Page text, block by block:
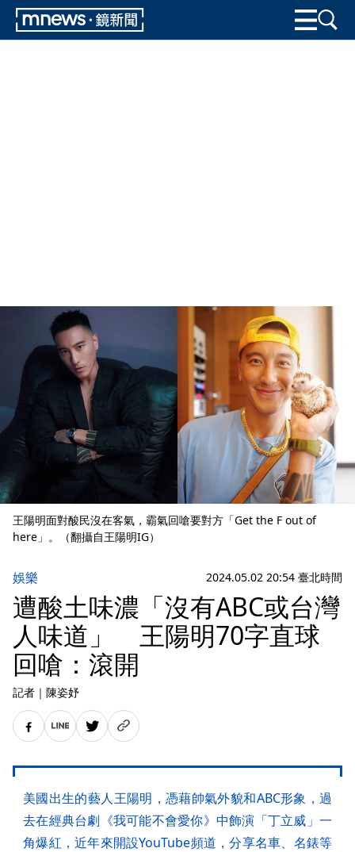
王陽明面對酸民沒在客氣，霸氣回嗆要對方「Get the F out of
here」。（翻攝自王陽明IG）
娛樂 2024.05.02 20:54 臺北時間
遭酸土味濃「沒有ABC或台灣
人味道」 王陽明70字直球
回嗆：滾開
記者 ｜ 陳姿妤
美國出生的藝人王陽明，憑藉帥氣外貌和ABC形象，過
去在經典台劇《我可能不會愛你》中飾演「丁立威」一
角爆紅，近年來開設YouTube頻道，分享名車、名錶等